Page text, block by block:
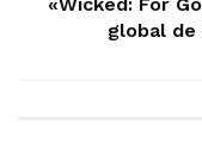
global de